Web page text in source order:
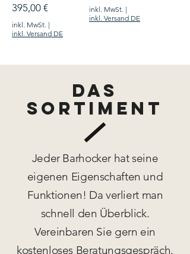
Preis
395,00 €
inkl. MwSt. |
inkl. Versand DE
inkl. MwSt. |
inkl. Versand DE
Das
Sortiment
Jeder Barhocker hat seine
eigenen Eigenschaften und
Funktionen! Da verliert man
schnell den Überblick.
Vereinbaren Sie gern ein
kostenloses Beratungsgespräch.